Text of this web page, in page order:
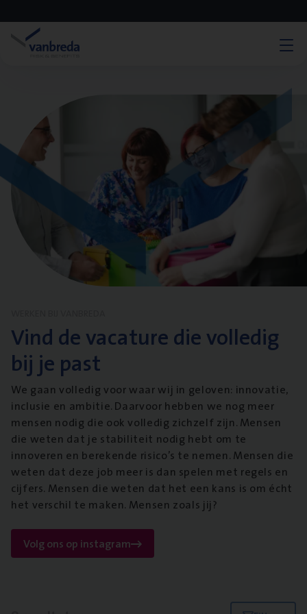
Vind de vacature die volledig
bij je past
We gaan volledig voor waar wij in geloven: innovatie,
inclusie en ambitie. Daarvoor hebben we nog meer
mensen nodig die ook volledig zichzelf zijn. Mensen
die weten dat je stabiliteit nodig hebt om te
innoveren en berekende risico’s te nemen. Mensen die
weten dat deze job meer is dan spelen met regels en
cijfers. Mensen die weten dat het een kans is om écht
het verschil te maken. Mensen zoals jij?
Volg ons op instagram